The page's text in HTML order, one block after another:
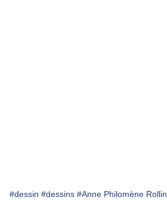
#dessin #dessins #Anne Philomène Rollin